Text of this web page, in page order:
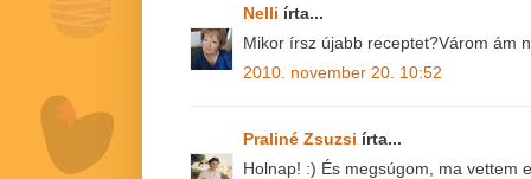
Nelli írta...
Mikor írsz újabb receptet?Várom ám
2010. november 20. 10:52
Praliné Zsuzsi írta...
Holnap! :) És megsúgom, ma vettem